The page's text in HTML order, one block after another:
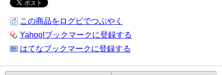
この商品をログピでつぶやく
Yahoo!ブックマークに登録する
はてなブックマークに登録する